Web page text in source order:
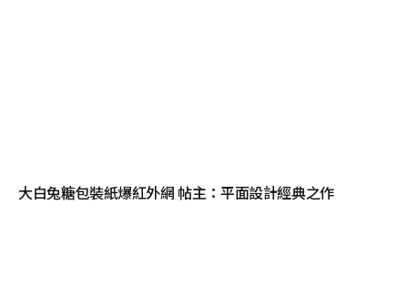
大白兔糖包裝紙爆紅外網 帖主：平面設計經典之作